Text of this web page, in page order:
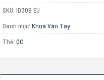
SKU: ID30B EU
Danh mục: Khoá Vân Tay
Thẻ: QC